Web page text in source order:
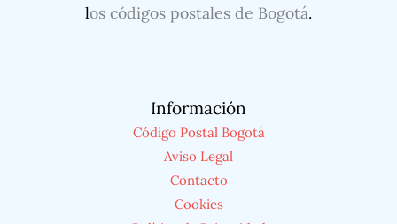
los códigos postales de Bogotá.
Información
Código Postal Bogotá
Aviso Legal
Contacto
Cookies